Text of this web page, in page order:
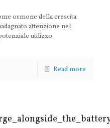
ormone della crescita
attenzione nel
utilizzo
Read more